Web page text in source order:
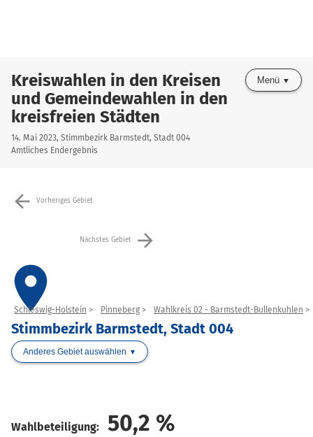
Kreiswahlen in den Kreisen
und Gemeindewahlen in den
kreisfreien Städten
14. Mai 2023, Stimmbezirk Barmstedt, Stadt 004
Amtliches Endergebnis
Menü
arrow_back Vorheriges Gebiet
Nächstes Gebiet arrow_forward
place
Schleswig-Holstein Pinneberg Wahlkreis 02 - Barmstedt-Bullenkuhlen
Stimmbezirk Barmstedt, Stadt 004
Anderes Gebiet auswählen
Wahlbeteiligung: 50,2 %